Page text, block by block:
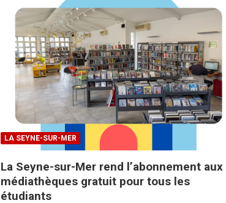
LA SEYNE-SUR-MER
La Seyne-sur-Mer rend l’abonnement aux
médiathèques gratuit pour tous les
étudiants